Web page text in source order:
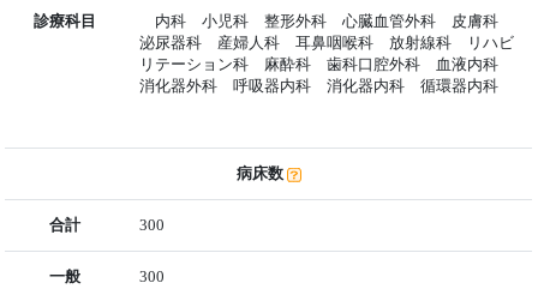
診療科目
内科 小児科 整形外科 心臓血管外科 皮膚科
泌尿器科 産婦人科 耳鼻咽喉科 放射線科 リハビ
リテーション科 麻酔科 歯科口腔外科 血液内科
消化器外科 呼吸器内科 消化器内科 循環器内科
病床数
合計 300
一般 300